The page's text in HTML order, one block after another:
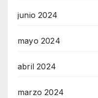
junio 2024
mayo 2024
abril 2024
marzo 2024